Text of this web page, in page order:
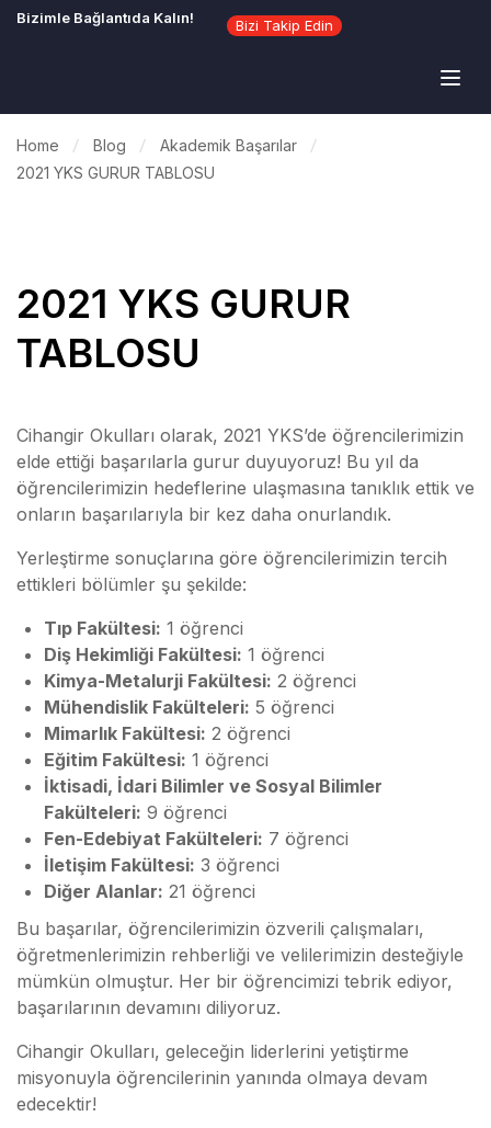
Bizimle Bağlantıda Kalın! Bizi Takip Edin
Home Blog
Akademik Başarılar
2021 YKS GURUR TABLOSU
2021 YKS GURUR
TABLOSU
Cihangir Okulları olarak, 2021 YKS’de öğrencilerimizin
elde ettiği başarılarla gurur duyuyoruz! Bu yıl da
öğrencilerimizin hedeflerine ulaşmasına tanıklık ettik ve
onların başarılarıyla bir kez daha onurlandık.
Yerleştirme sonuçlarına göre öğrencilerimizin tercih
ettikleri bölümler şu şekilde:
Tıp Fakültesi: 1 öğrenci
Diş Hekimliği Fakültesi: 1 öğrenci
Kimya-Metalurji Fakültesi: 2 öğrenci
Mühendislik Fakülteleri: 5 öğrenci
Mimarlık Fakültesi: 2 öğrenci
Eğitim Fakültesi: 1 öğrenci
İktisadi, İdari Bilimler ve Sosyal Bilimler
Fakülteleri: 9 öğrenci
Fen-Edebiyat Fakülteleri: 7 öğrenci
İletişim Fakültesi: 3 öğrenci
Diğer Alanlar: 21 öğrenci
Bu başarılar, öğrencilerimizin özverili çalışmaları,
öğretmenlerimizin rehberliği ve velilerimizin desteğiyle
mümkün olmuştur. Her bir öğrencimizi tebrik ediyor,
başarılarının devamını diliyoruz.
Cihangir Okulları, geleceğin liderlerini yetiştirme
misyonuyla öğrencilerinin yanında olmaya devam
edecektir!